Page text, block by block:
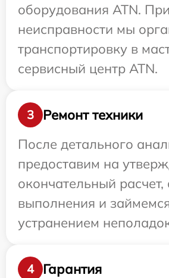
оборудования ATN.
неисправности мы
транспортировку в
сервисный центр ATN.
3
Ремонт техники
После детального
предоставим на
окончательный расчет,
выполнения и
устранением
4
Гарантия